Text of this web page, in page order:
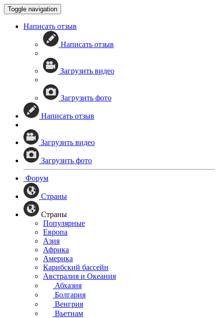
Toggle navigation
Написать отзыв
Написать отзыв
Загрузить видео
Загрузить фото
Написать отзыв
Загрузить видео
Загрузить фото
Форум
Страны
Страны
Популярные
Европа
Азия
Африка
Америка
Карибский бассейн
Австралия и Океания
Абхазия
Болгария
Венгрия
Вьетнам